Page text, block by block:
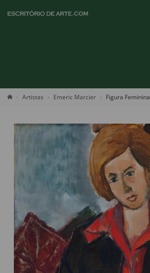
Artistas Emeric Marcier Figura Feminina